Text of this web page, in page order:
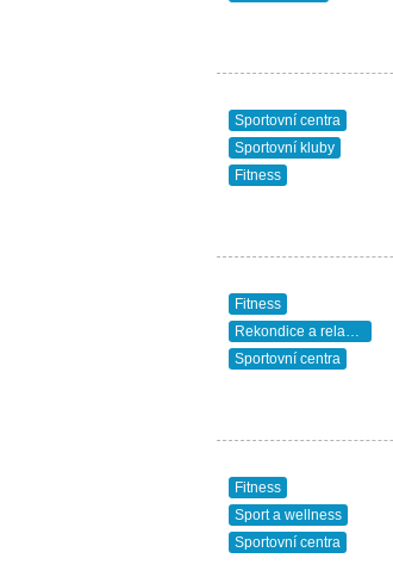
Sportovní centra
Sportovní kluby
Fitness
Fitness
Rekondice a relaxace
Sportovní centra
Fitness
Sport a wellness
Sportovní centra